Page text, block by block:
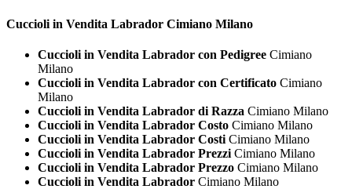
Cuccioli in Vendita Labrador Cimiano Milano
Cuccioli in Vendita Labrador con Pedigree Cimiano
Milano
Cuccioli in Vendita Labrador con Certificato Cimiano
Milano
Cuccioli in Vendita Labrador di Razza Cimiano Milano
Cuccioli in Vendita Labrador Costo Cimiano Milano
Cuccioli in Vendita Labrador Costi Cimiano Milano
Cuccioli in Vendita Labrador Prezzi Cimiano Milano
Cuccioli in Vendita Labrador Prezzo Cimiano Milano
Cuccioli in Vendita Labrador Cimiano Milano